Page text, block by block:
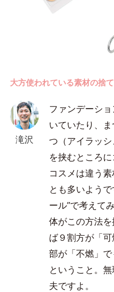
大方使われている素材の捨
滝沢
ファンデーシ
いていたり、
つ（アイラッ
を挟むところ
コスメは違う
とも多いよう
ール”で考えて
体がこの方法
ば９割方が「
部が「不燃」
ということ。
夫ですよ。